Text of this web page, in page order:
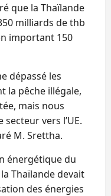
que la Thaïlande
milliards de thb
important 150
dépassé les
la pêche illégale,
mais nous
vers l’UE.
M. Srettha.
énergétique du
Thaïlande devait
des énergies